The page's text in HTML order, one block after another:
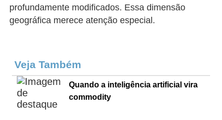
profundamente modificados. Essa dimensão
geográfica merece atenção especial.
Veja Também
Quando a inteligência artificial vira
commodity